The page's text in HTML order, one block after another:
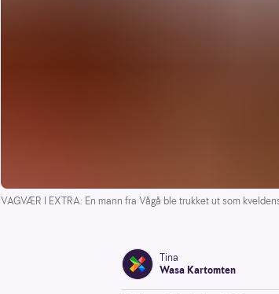
VAGVÆR I EXTRA: En mann fra Vågå ble trukket ut som
Tina
Wasa Kartomten